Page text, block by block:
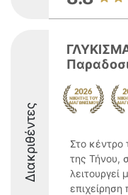
Διακριθέντες
Στο
της Τήνου,
λειτουργεί
επιχείρηση